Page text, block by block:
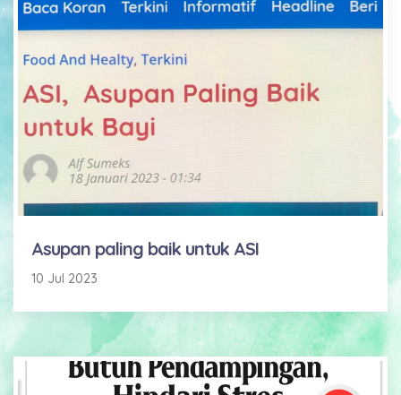
Asupan paling baik untuk ASI
10 Jul 2023